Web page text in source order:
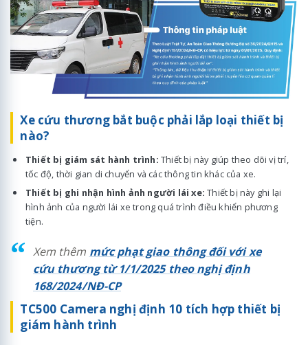
Xe cứu thương bắt buộc phải lắp loại thiết bị
nào?
Thiết bị giám sát hành trình: Thiết bị này giúp theo dõi vị trí,
tốc độ, thời gian di chuyển và các thông tin khác của xe.
Thiết bị ghi nhận hình ảnh người lái xe: Thiết bị này ghi lại
hình ảnh của người lái xe trong quá trình điều khiển phương
tiện.
Xem thêm mức phạt giao thông đối với xe
cứu thương từ 1/1/2025 theo nghị định
168/2024/NĐ-CP
TC500 Camera nghị định 10 tích hợp thiết bị
giám hành trình